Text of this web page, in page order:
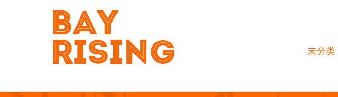
BAY
RISING
未分类